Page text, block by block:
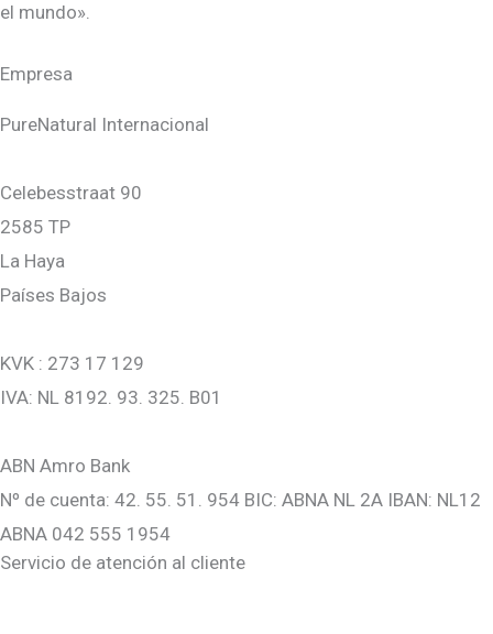
el mundo».
Empresa
PureNatural Internacional
Celebesstraat 90
2585 TP
La Haya
Países Bajos
KVK : 273 17 129
IVA: NL 8192. 93. 325. B01
ABN Amro Bank
Nº de cuenta: 42. 55. 51. 954 BIC: ABNA NL 2A IBAN: NL12
ABNA 042 555 1954
Servicio de atención al cliente